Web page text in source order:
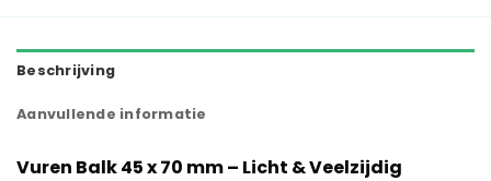
Beschrijving
Aanvullende informatie
Vuren Balk 45 x 70 mm – Licht & Veelzijdig